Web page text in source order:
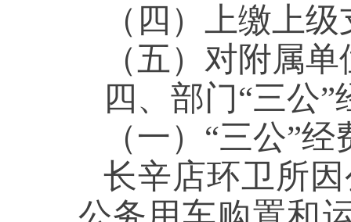
（四）上缴上
（五）对附属
四、部门“三
（一）“三公”
长辛店环卫所